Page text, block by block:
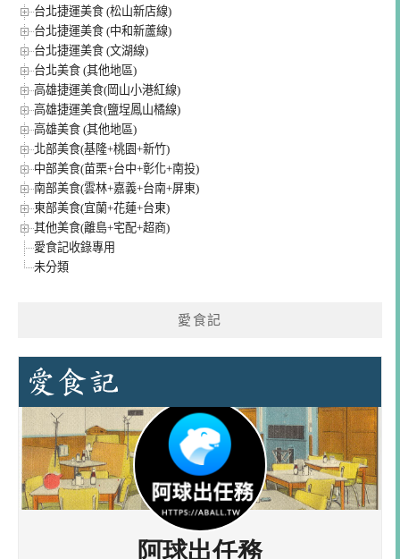
台北捷運美食 (松山新店線)
台北捷運美食 (中和新蘆線)
台北捷運美食 (文湖線)
台北美食 (其他地區)
高雄捷運美食(岡山小港紅線)
高雄捷運美食(鹽埕鳳山橘線)
高雄美食 (其他地區)
北部美食(基隆+桃園+新竹)
中部美食(苗栗+台中+彰化+南投)
南部美食(雲林+嘉義+台南+屏東)
東部美食(宜蘭+花蓮+台東)
其他美食(離島+宅配+超商)
愛食記收錄專用
未分類
愛食記